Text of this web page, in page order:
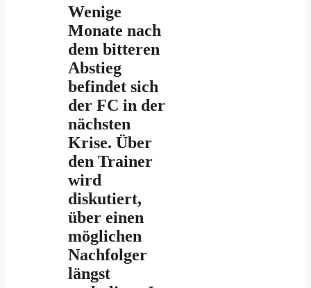
Wenige
Monate nach
dem bitteren
Abstieg
befindet sich
der FC in der
nächsten
Krise. Über
den Trainer
wird
diskutiert,
über einen
möglichen
Nachfolger
längst